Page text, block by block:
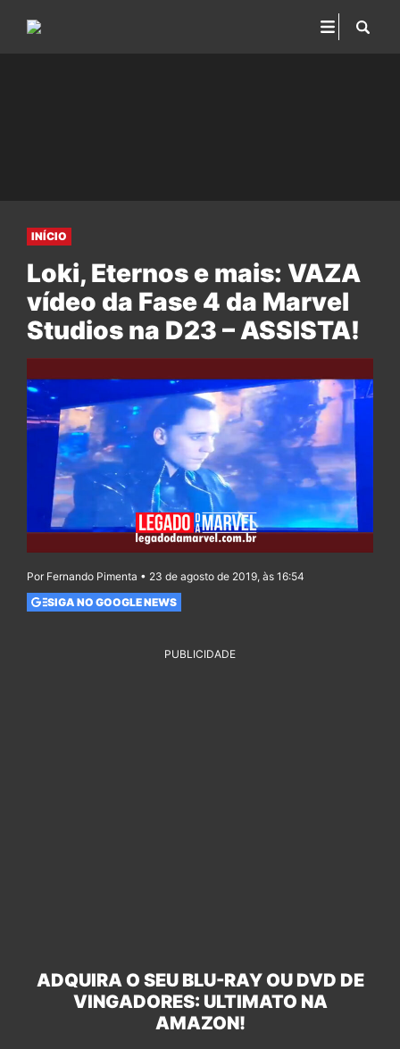
INÍCIO
Loki, Eternos e mais: VAZA
vídeo da Fase 4 da Marvel
Studios na D23 – ASSISTA!
Por Fernando Pimenta • 23 de agosto de 2019, às 16:54
SIGA NO GOOGLE NEWS
PUBLICIDADE
ADQUIRA O SEU BLU-RAY OU DVD DE
VINGADORES: ULTIMATO NA
AMAZON!